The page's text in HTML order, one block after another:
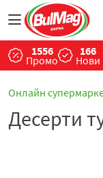
1556
Промо
166
Нови
Онлайн
Десерти